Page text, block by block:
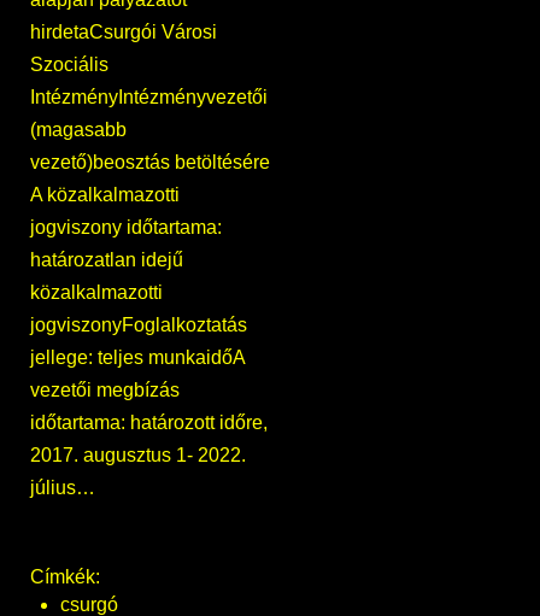
hirdetaCsurgói Városi
Szociális
IntézményIntézményvezetői
(magasabb
vezető)beosztás betöltésére
A közalkalmazotti
jogviszony időtartama:
határozatlan idejű
közalkalmazotti
jogviszonyFoglalkoztatás
jellege: teljes munkaidőA
vezetői megbízás
időtartama: határozott időre,
2017. augusztus 1- 2022.
július…
Címkék:
csurgó